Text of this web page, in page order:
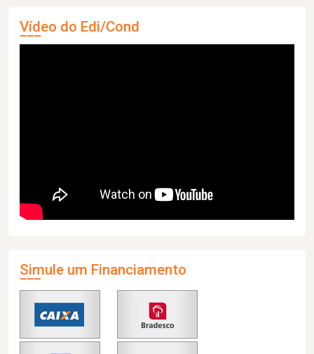
Vídeo do Edi/Cond
Simule um Financiamento